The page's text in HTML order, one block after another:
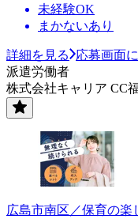
未経験OK
まかないあり
詳細を見る
応募画面
派遣労働者
株式会社キャリア CC
広島市南区／保育の